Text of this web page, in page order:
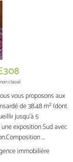
non classé
vous proposons aux
de 38.48 m² (dont
jusqu'à 5
exposition Sud avec
...
immobilière